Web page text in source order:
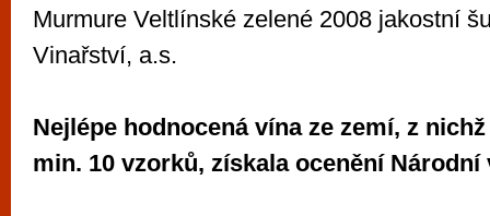
Murmure Veltlínské zelené 2008 jakostní
Vinařství, a.s.
Nejlépe hodnocená vína ze zemí, z
min. 10 vzorků, získala ocenění Národní